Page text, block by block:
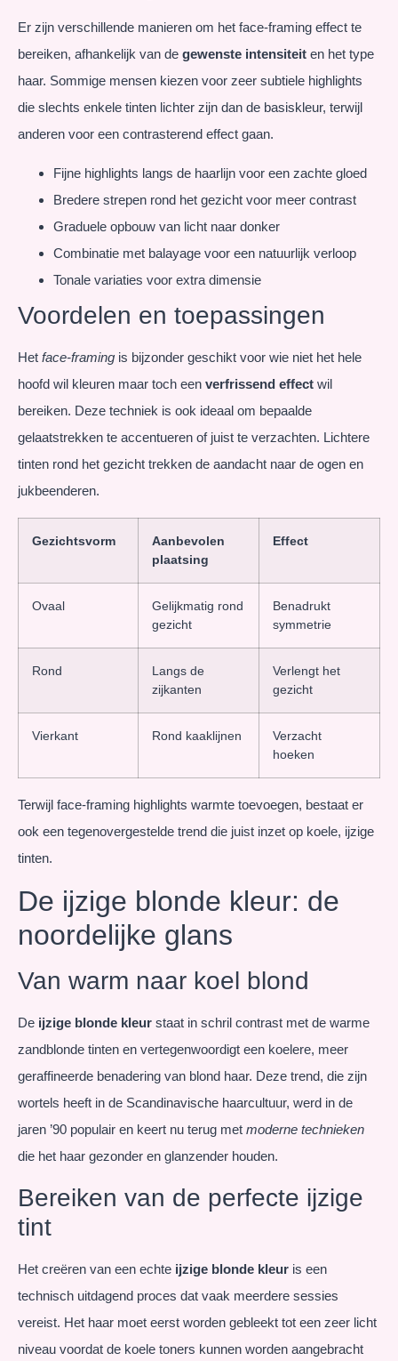
Er zijn verschillende manieren om het face-framing effect te
bereiken, afhankelijk van de gewenste intensiteit en het type
haar. Sommige mensen kiezen voor zeer subtiele highlights
die slechts enkele tinten lichter zijn dan de basiskleur, terwijl
anderen voor een contrasterend effect gaan.
Fijne highlights langs de haarlijn voor een zachte gloed
Bredere strepen rond het gezicht voor meer contrast
Graduele opbouw van licht naar donker
Combinatie met balayage voor een natuurlijk verloop
Tonale variaties voor extra dimensie
Voordelen en toepassingen
Het face-framing is bijzonder geschikt voor wie niet het hele
hoofd wil kleuren maar toch een verfrissend effect wil
bereiken. Deze techniek is ook ideaal om bepaalde
gelaatstrekken te accentueren of juist te verzachten. Lichtere
tinten rond het gezicht trekken de aandacht naar de ogen en
jukbeenderen.
Gezichtsvorm
Aanbevolen
plaatsing
Effect
Ovaal
Gelijkmatig rond
gezicht
Benadrukt
symmetrie
Rond
Langs de
zijkanten
Verlengt het
gezicht
Vierkant Rond kaaklijnen
Verzacht
hoeken
Terwijl face-framing highlights warmte toevoegen, bestaat er
ook een tegenovergestelde trend die juist inzet op koele, ijzige
tinten.
De ijzige blonde kleur: de
noordelijke glans
Van warm naar koel blond
De ijzige blonde kleur staat in schril contrast met de warme
zandblonde tinten en vertegenwoordigt een koelere, meer
geraffineerde benadering van blond haar. Deze trend, die zijn
wortels heeft in de Scandinavische haarcultuur, werd in de
jaren ’90 populair en keert nu terug met moderne technieken
die het haar gezonder en glanzender houden.
Bereiken van de perfecte ijzige
tint
Het creëren van een echte ijzige blonde kleur is een
technisch uitdagend proces dat vaak meerdere sessies
vereist. Het haar moet eerst worden gebleekt tot een zeer licht
niveau voordat de koele toners kunnen worden aangebracht